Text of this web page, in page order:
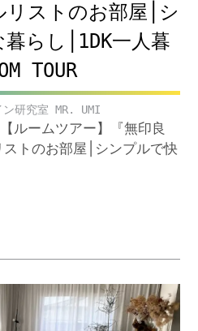
ストのお部屋│シ
らし│1DK一人暮
TOUR
ン研究室 MR. UMI
ルームツアー】『無印良
トのお部屋│シンプルで快